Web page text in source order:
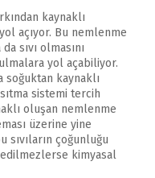
kaynaklı
açıyor. Bu nemlenme
sıvı olmasını
yol açabiliyor.
soğuktan kaynaklı
sistemi tercih
oluşan nemlenme
üzerine yine
sıvıların çoğunluğu
kimyasal